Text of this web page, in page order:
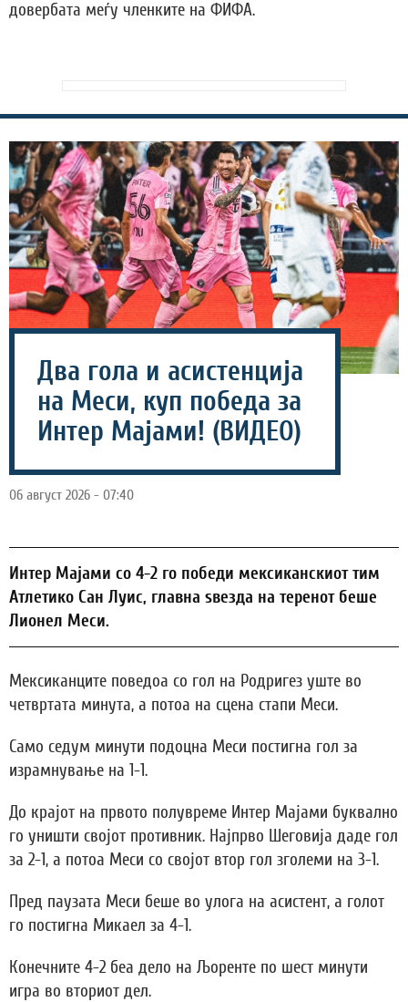
довербата меѓу членките на ФИФА.
Два гола и асистенција
на Меси, куп победа за
Интер Мајами! (ВИДЕО)
06 август 2026 - 07:40
Интер Мајами со 4-2 го победи мексиканскиот тим
Атлетико Сан Луис, главна ѕвезда на теренот беше
Лионел Меси.
Мексиканците поведоа со гол на Родригез уште во
четвртата минута, а потоа на сцена стапи Меси.
Само седум минути подоцна Меси постигна гол за
израмнување на 1-1.
До крајот на првото полувреме Интер Мајами буквално
го уништи својот противник. Најпрво Шеговија даде гол
за 2-1, а потоа Меси со својот втор гол зголеми на 3-1.
Пред паузата Меси беше во улога на асистент, а голот
го постигна Микаел за 4-1.
Конечните 4-2 беа дело на Љоренте по шест минути
игра во вториот дел.